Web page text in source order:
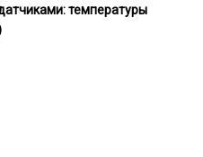
температуры